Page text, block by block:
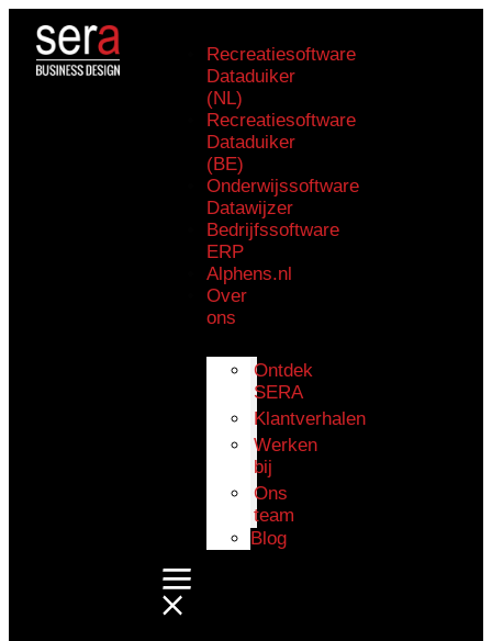
Recreatiesoftware
Dataduiker
(NL)
Recreatiesoftware
Dataduiker
(BE)
Onderwijssoftware
Datawijzer
Bedrijfssoftware
ERP
Alphens.nl
Over
ons
Ontdek
SERA
Klantverhalen
Werken
bij
Ons
team
Blog